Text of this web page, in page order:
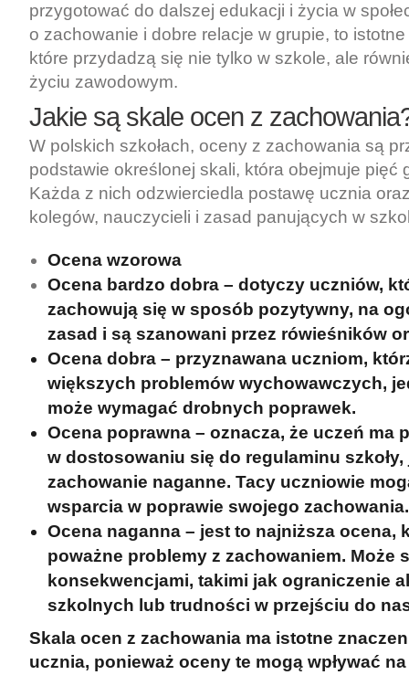
przygotować do dalszej edukacji i życia w
o zachowanie i dobre relacje w grupie, to
które przydadzą się nie tylko w szkole, ale
życiu zawodowym.
Jakie są skale ocen z
W polskich szkołach, oceny z zachowania są
podstawie określonej skali, która obejmuje pięć
Każda z nich odzwierciedla postawę ucznia
kolegów, nauczycieli i zasad panujących w
Ocena wzorowa
Ocena bardzo dobra – dotyczy uczniów,
zachowują się w sposób pozytywny, na
zasad i są szanowani przez rówieśników
Ocena dobra – przyznawana uczniom,
większych problemów wychowawczych,
może wymagać drobnych poprawek.
Ocena poprawna – oznacza, że uczeń ma
w dostosowaniu się do regulaminu
zachowanie naganne. Tacy uczniowie
wsparcia w poprawie swojego zachowania.
Ocena naganna – jest to najniższa ocena,
poważne problemy z zachowaniem. Może
konsekwencjami, takimi jak ograniczenie
szkolnych lub trudności w przejściu do
Skala ocen z zachowania ma istotne
ucznia, ponieważ oceny te mogą wpływać